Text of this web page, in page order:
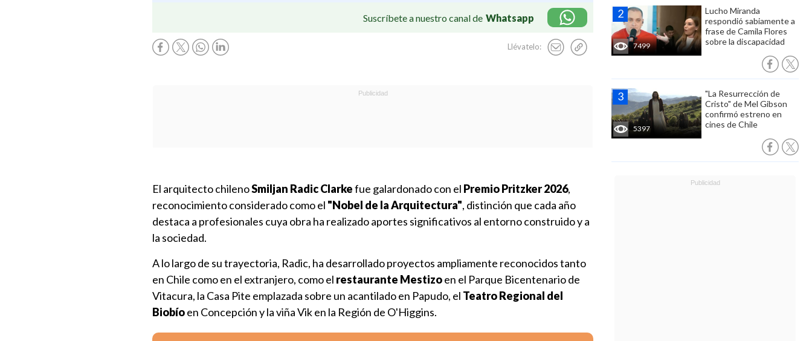
Suscríbete a nuestro canal de Whatsapp
Llévatelo: 7499
Lucho Miranda
respondió sabiamente a
frase de Camila Flores
sobre la discapacidad
5397
"La Resurrección de
Cristo" de Mel Gibson
confirmó estreno en
cines de Chile
El arquitecto chilenoSmiljan Radic Clarkefue galardonado con el Premio Pritzker 2026,
reconocimiento considerado como el "Nobel de la Arquitectura", distinción que cada año
destaca a profesionales cuya obra ha realizado aportes significativos al entorno construido y a
la sociedad.
A lo largo de su trayectoria, Radic, ha desarrollado proyectos ampliamente reconocidos tanto
en Chile como en el extranjero, como el restaurante Mestizoen el Parque Bicentenario de
Vitacura, la Casa Pite emplazada sobre un acantilado en Papudo, el Teatro Regional del
Biobíoen Concepción y la viña Vik en la Región de O'Higgins.